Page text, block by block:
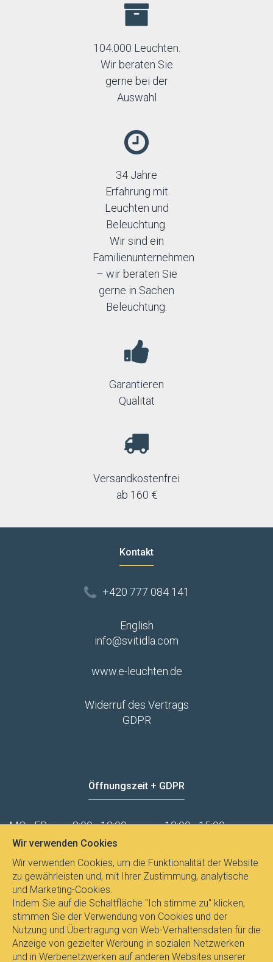
104.000 Leuchten.
Wir beraten Sie
gerne bei der
Auswahl
34 Jahre
Erfahrung mit
Leuchten und
Beleuchtung.
Wir sind ein
Familienunternehmen
– wir beraten Sie
gerne in Sachen
Beleuchtung.
Garantieren
Qualität
Versandkostenfrei
ab 160 €
Kontakt
+420 777 084 141
English
info@svitidla.com
www.e-leuchten.de
Widerruf des Vertrags
GDPR
Öffnungszeit + GDPR
MO - FR 8:00 - 12:00
13:00 - 15:00
Datenschutz
Wir verwenden Cookies
Wir verwenden Cookies, um die Funktionalität der Website
zu gewährleisten und, mit Ihrer Zustimmung, analytische
und Marketing-Cookies.
Indem Sie auf die Schaltfläche "Ich stimme zu" klicken,
stimmen Sie der Verwendung von Cookies und der
Nutzung und Übertragung von Web-Verhaltensdaten für die
Anzeige von gezielter Werbung in sozialen Netzwerken
und in Werbenetzwerken auf anderen Websites unserer